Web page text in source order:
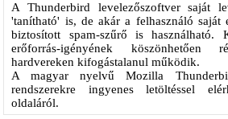
A Thunderbird levelezőszoftver saját
'tanítható' is, de akár a felhasználó saját
biztosított spam-szűrő is használható.
erőforrás-igényének köszönhetően
hardvereken kifogástalanul működik.
A magyar nyelvű Mozilla
rendszerekre ingyenes letöltéssel
oldaláról.